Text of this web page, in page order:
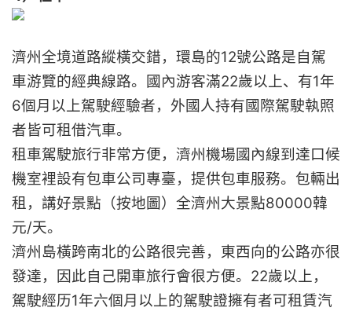
濟州全境道路縱橫交錯，環島的12號公路是自駕
車游覽的經典線路。國內游客滿22歲以上、有1年
6個月以上駕駛經驗者，外國人持有國際駕駛執照
者皆可租借汽車。
租車駕駛旅行非常方便，濟州機場國內線到達口候
機室裡設有包車公司專臺，提供包車服務。包輛出
租，講好景點（按地圖）全濟州大景點80000韓
元/天。
濟州島橫跨南北的公路很完善，東西向的公路亦很
發達，因此自己開車旅行會很方便。22歲以上，
駕駛經历1年六個月以上的駕駛證擁有者可租賃汽